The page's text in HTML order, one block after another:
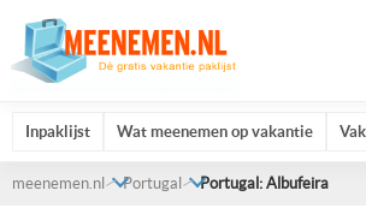
Inpaklijst Wat meenemen op vakantie
meenemen.nl Portugal Portugal: Albufeira